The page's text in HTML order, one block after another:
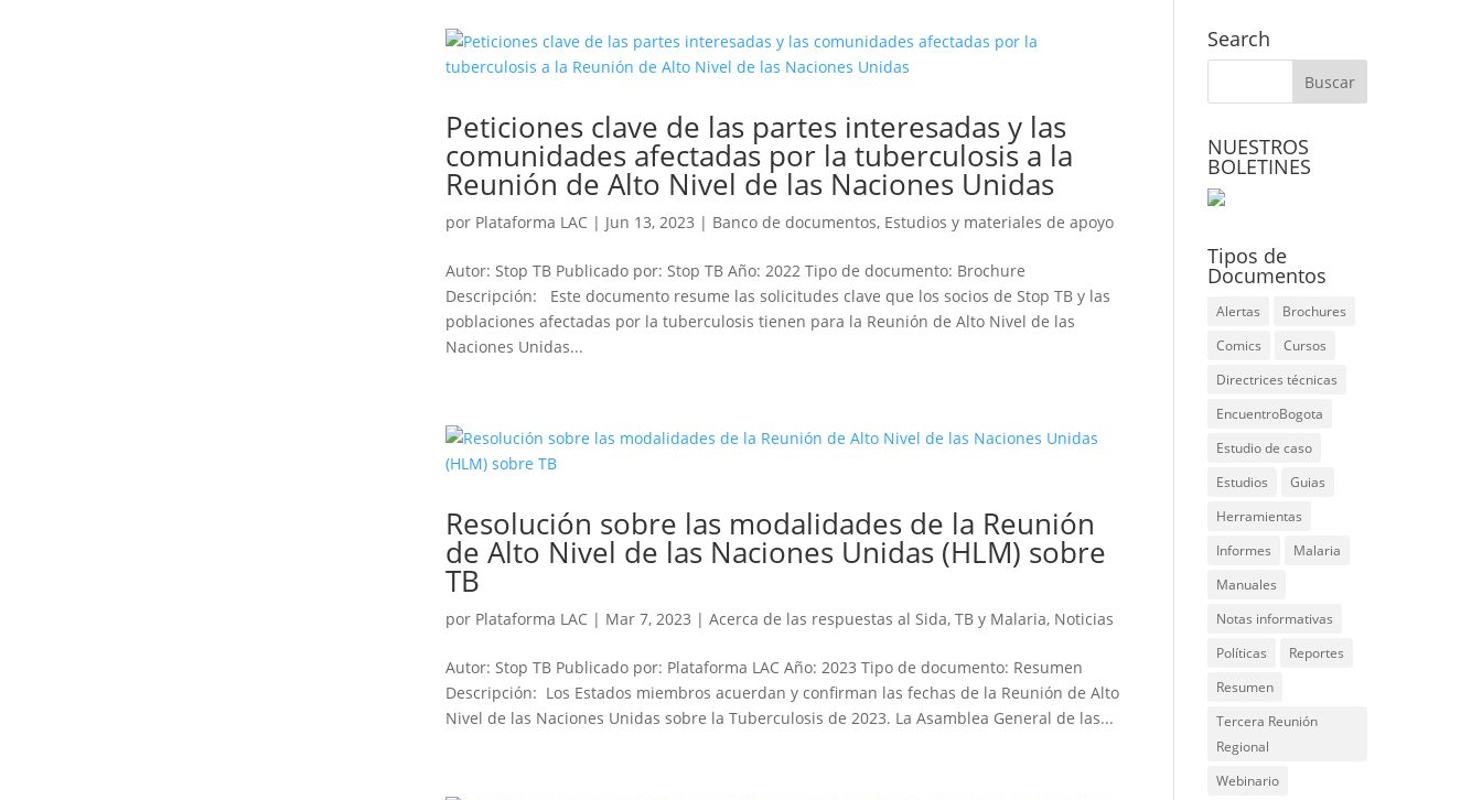
Peticiones clave de las partes interesadas y las
comunidades afectadas por la tuberculosis a la
Reunión de Alto Nivel de las Naciones Unidas
por Plataforma LAC | Jun 13, 2023 | Banco de documentos, Estudios y materiales de apoyo
Autor: Stop TB Publicado por: Stop TB Año: 2022 Tipo de documento: Brochure
Descripción: Este documento resume las solicitudes clave que los socios de Stop TB y las
poblaciones afectadas por la tuberculosis tienen para la Reunión de Alto Nivel de las
Naciones Unidas...
Resolución sobre las modalidades de la Reunión
de Alto Nivel de las Naciones Unidas (HLM) sobre
TB
por Plataforma LAC | Mar 7, 2023 |Acerca de las respuestas al Sida, TB y Malaria, Noticias
Autor: Stop TB Publicado por: Plataforma LAC Año: 2023 Tipo de documento: Resumen
Descripción: Los Estados miembros acuerdan y confirman las fechas de la Reunión de Alto
Nivel de las Naciones Unidas sobre la Tuberculosis de 2023. La Asamblea General de las...
Search
NUESTROS
BOLETINES
Tipos de
Documentos
Alertas
Brochures
Comics
Cursos
Directrices técnicas
EncuentroBogota
Estudio de caso
Estudios
Guias
Herramientas
Informes
Malaria
Manuales
Notas informativas
Políticas
Reportes
Resumen
Tercera Reunión
Regional
Webinario